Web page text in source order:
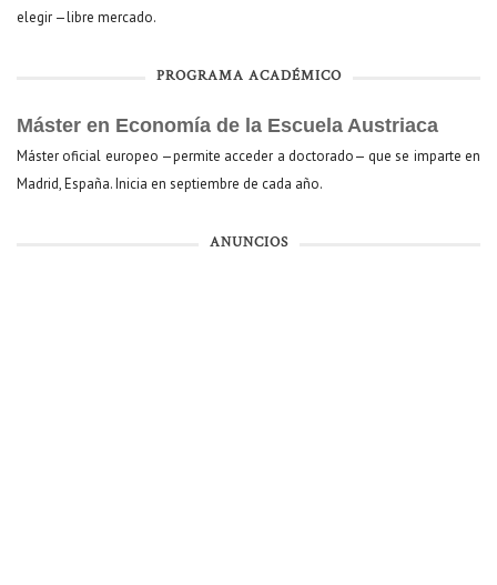
elegir —libre mercado.
PROGRAMA ACADÉMICO
Máster en Economía de la Escuela Austriaca
Máster oficial europeo —permite acceder a doctorado— que se imparte en
Madrid, España. Inicia en septiembre de cada año.
ANUNCIOS